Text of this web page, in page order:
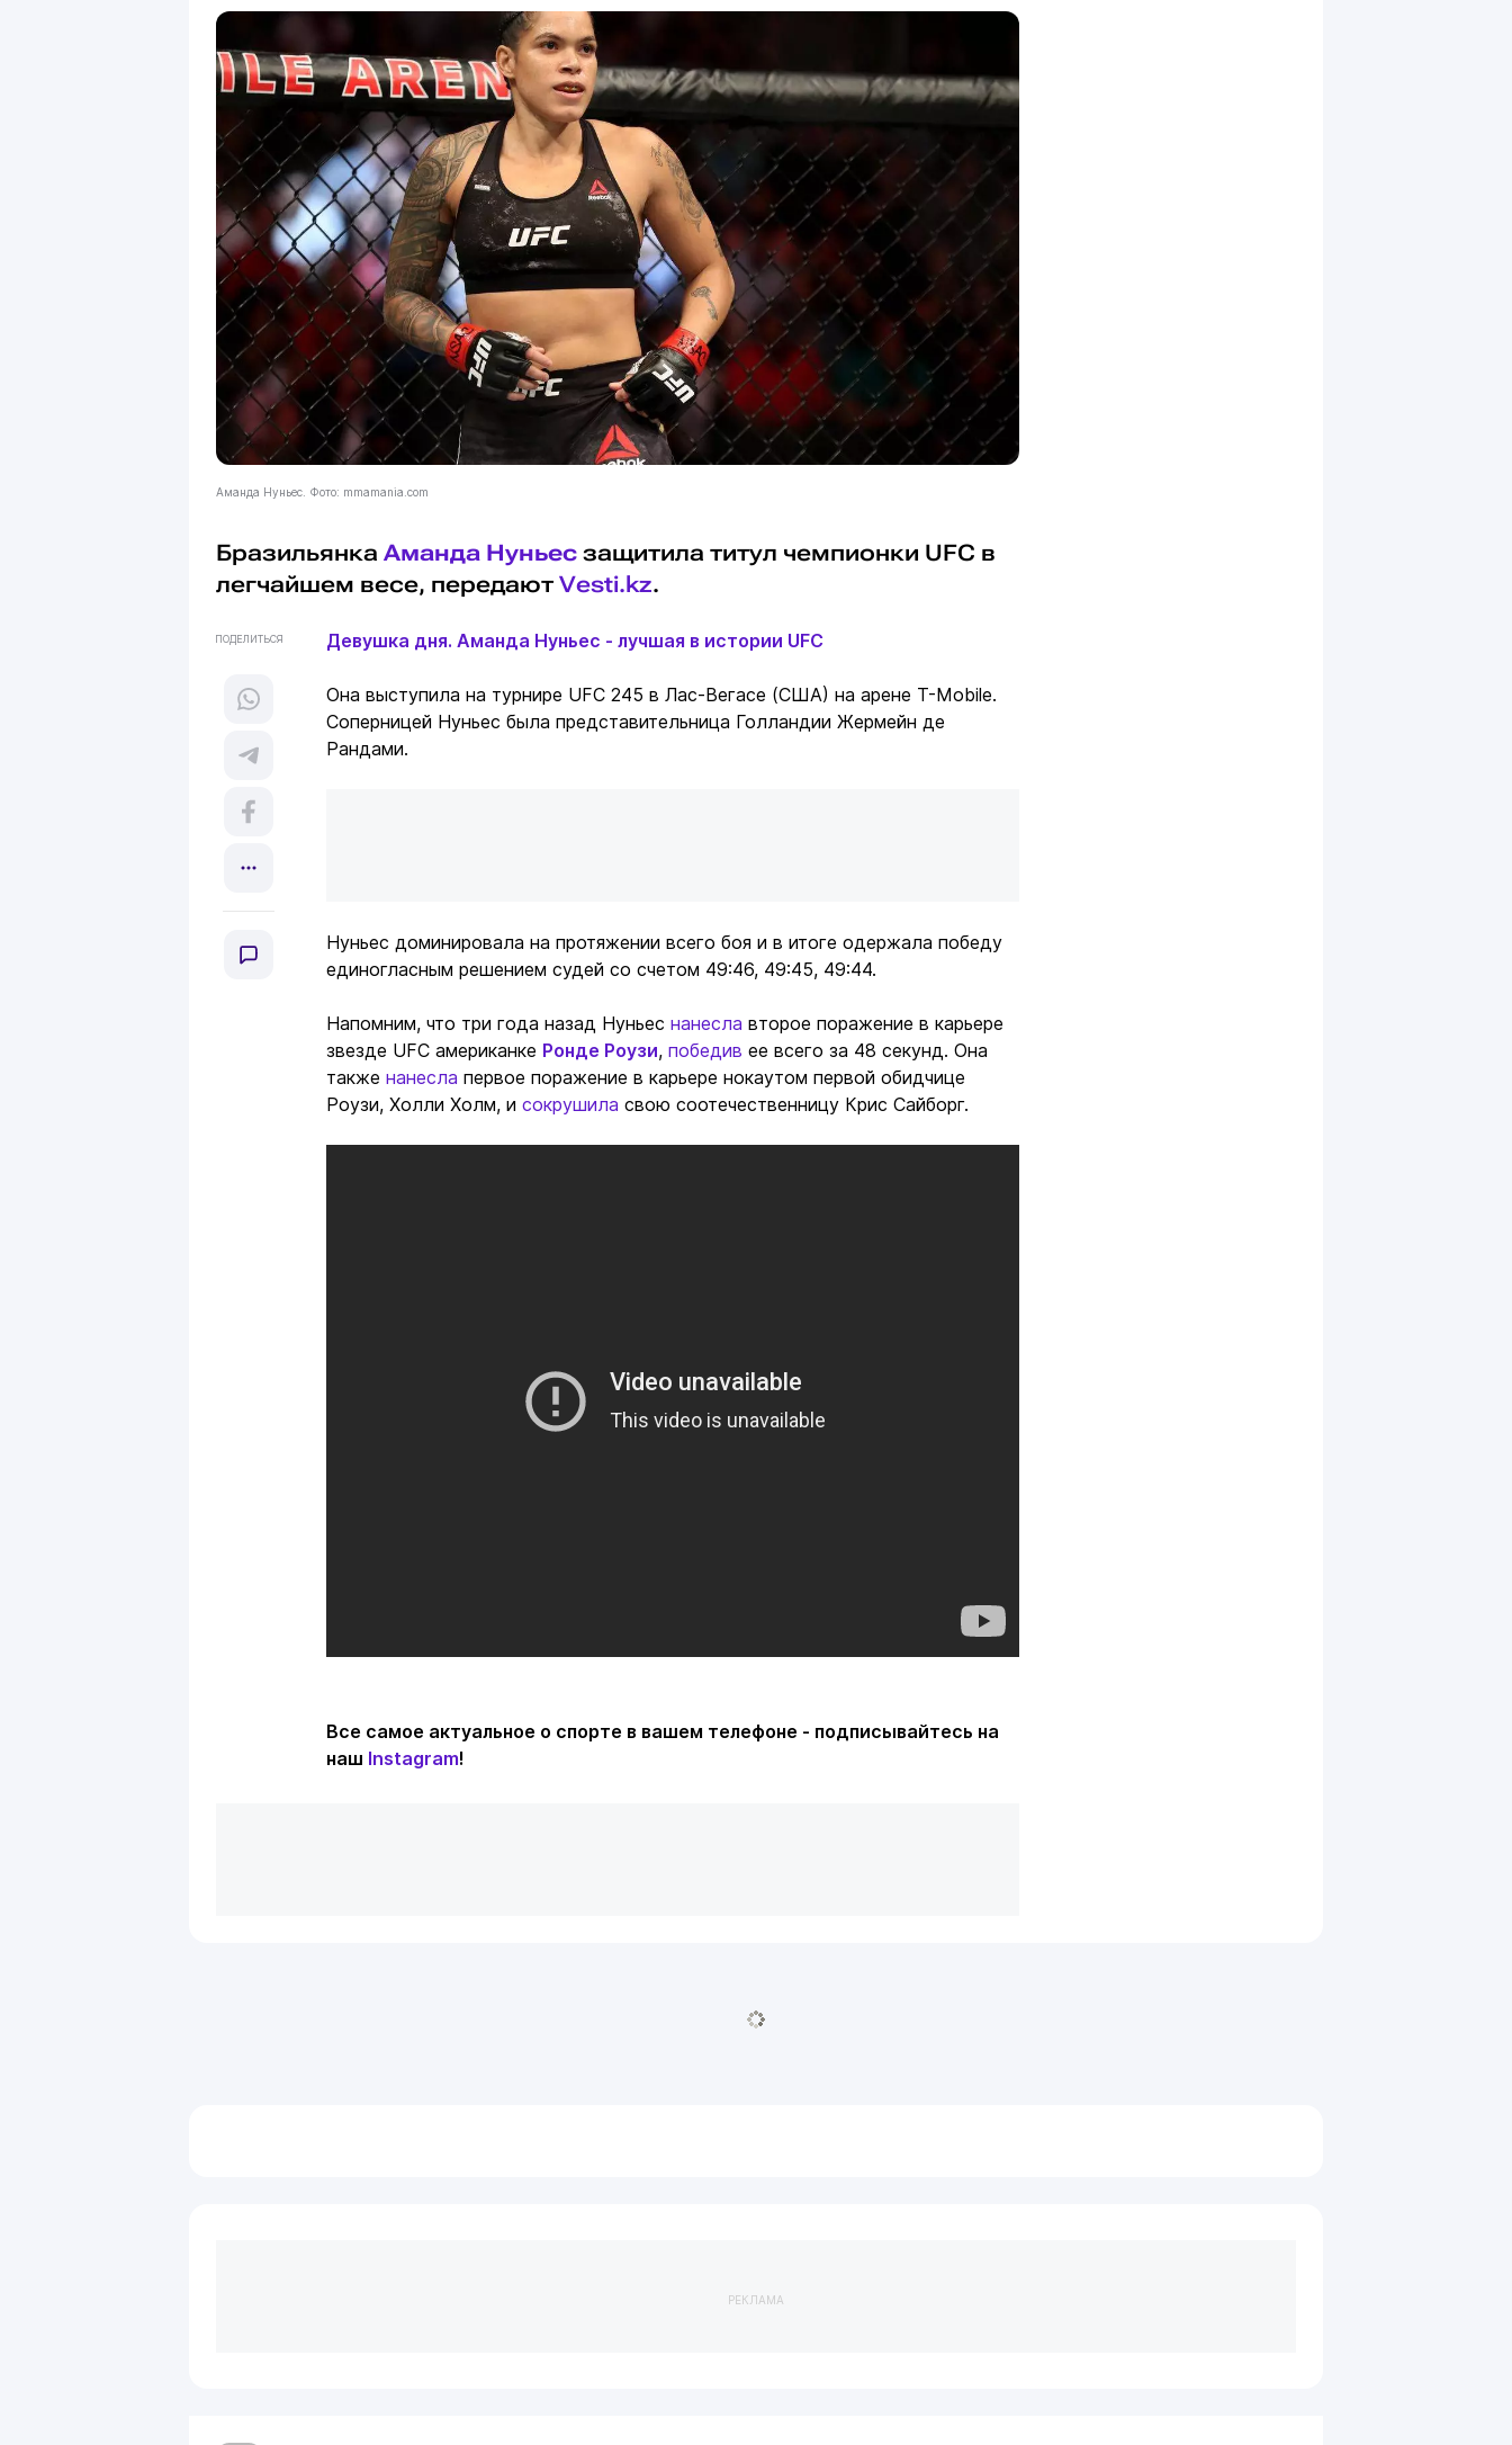
Аманда Нуньес. Фото: mmamania.com
Бразильянка Аманда Нуньес защитила титул чемпионки UFC в
легчайшем весе, передают Vesti.kz.
ПОДЕЛИТЬСЯ Девушка дня. Аманда Нуньес - лучшая в истории UFC
Она выступила на турнире UFC 245 в Лас-Вегасе (США) на арене T-Mobile.
Соперницей Нуньес была представительница Голландии Жермейн де
Рандами.
Нуньес доминировала на протяжении всего боя и в итоге одержала победу
единогласным решением судей со счетом 49:46, 49:45, 49:44.
Напомним, что три года назад Нуньес нанесла второе поражение в карьере
звезде UFC американке Ронде Роузи, победив ее всего за 48 секунд. Она
также нанесла первое поражение в карьере нокаутом первой обидчице
Роузи, Холли Холм, и сокрушила свою соотечественницу Крис Сайборг.
Все самое актуальное о спорте в вашем телефоне - подписывайтесь на
наш Instagram!
РЕКЛАМА